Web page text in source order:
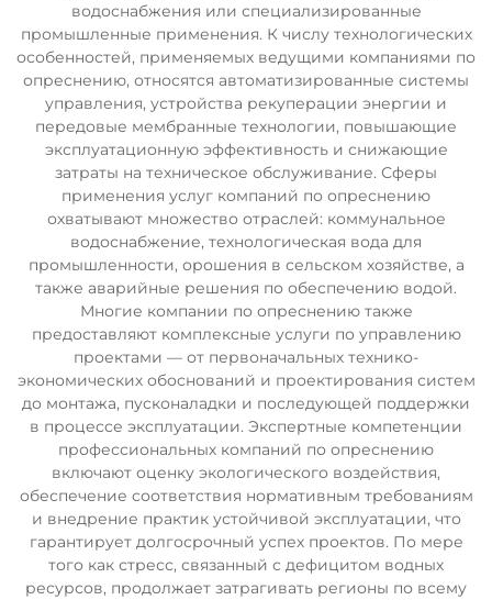
водоснабжения или специализированные
промышленные применения. К числу технологических
особенностей, применяемых ведущими компаниями по
опреснению, относятся автоматизированные системы
управления, устройства рекуперации энергии и
передовые мембранные технологии, повышающие
эксплуатационную эффективность и снижающие
затраты на техническое обслуживание. Сферы
применения услуг компаний по опреснению
охватывают множество отраслей: коммунальное
водоснабжение, технологическая вода для
промышленности, орошения в сельском хозяйстве, а
также аварийные решения по обеспечению водой.
Многие компании по опреснению также
предоставляют комплексные услуги по управлению
проектами — от первоначальных технико-
экономических обоснований и проектирования систем
до монтажа, пусконаладки и последующей поддержки
в процессе эксплуатации. Экспертные компетенции
профессиональных компаний по опреснению
включают оценку экологического воздействия,
обеспечение соответствия нормативным требованиям
и внедрение практик устойчивой эксплуатации, что
гарантирует долгосрочный успех проектов. По мере
того как стресс, связанный с дефицитом водных
ресурсов, продолжает затрагивать регионы по всему